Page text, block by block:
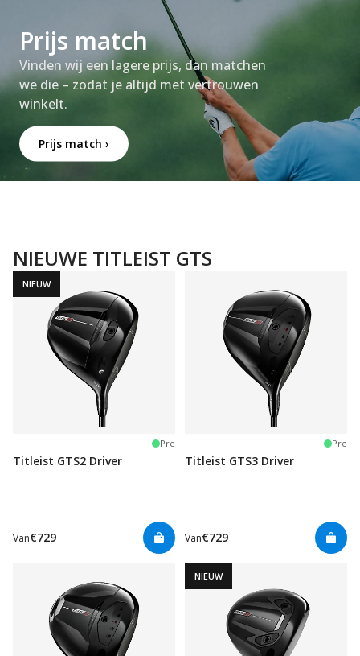
Prijs match
Vinden wij een lagere prijs, dan matchen
we die – zodat je altijd met vertrouwen
winkelt.
Prijs match ›
NIEUWE TITLEIST GTS
NIEUW
Pre
Titleist GTS2 Driver
Van€729
Pre
Titleist GTS3 Driver
Van€729
NIEUW